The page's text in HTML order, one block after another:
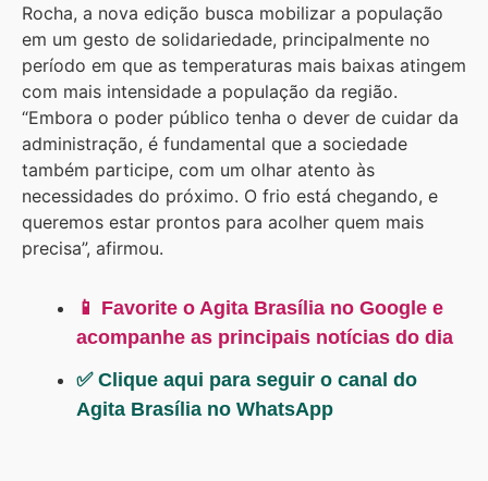
Rocha, a nova edição busca mobilizar a população
em um gesto de solidariedade, principalmente no
período em que as temperaturas mais baixas atingem
com mais intensidade a população da região.
“Embora o poder público tenha o dever de cuidar da
administração, é fundamental que a sociedade
também participe, com um olhar atento às
necessidades do próximo. O frio está chegando, e
queremos estar prontos para acolher quem mais
precisa”, afirmou.
📱 Favorite o Agita Brasília no Google e
acompanhe as principais notícias do dia
✅ Clique aqui para seguir o canal do
Agita Brasília no WhatsApp